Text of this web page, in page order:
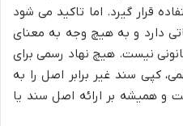
قرار گیرد. اما تاکید می شود
دارد و به هیچ وجه به معنای
نیست. هیچ نهاد رسمی برای
کپی سند غیر برابر اصل را به
و همیشه بر ارائه اصل سند یا